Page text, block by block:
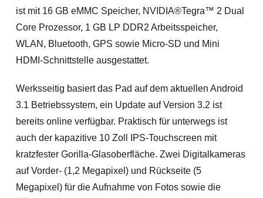
ist mit 16 GB eMMC Speicher, NVIDIA®Tegra™ 2 Dual
Core Prozessor, 1 GB LP DDR2 Arbeitsspeicher,
WLAN, Bluetooth, GPS sowie Micro-SD und Mini
HDMI-Schnittstelle ausgestattet.
Werksseitig basiert das Pad auf dem aktuellen Android
3.1 Betriebssystem, ein Update auf Version 3.2 ist
bereits online verfügbar. Praktisch für unterwegs ist
auch der kapazitive 10 Zoll IPS-Touchscreen mit
kratzfester Gorilla-Glasoberfläche. Zwei Digitalkameras
auf Vorder- (1,2 Megapixel) und Rückseite (5
Megapixel) für die Aufnahme von Fotos sowie die